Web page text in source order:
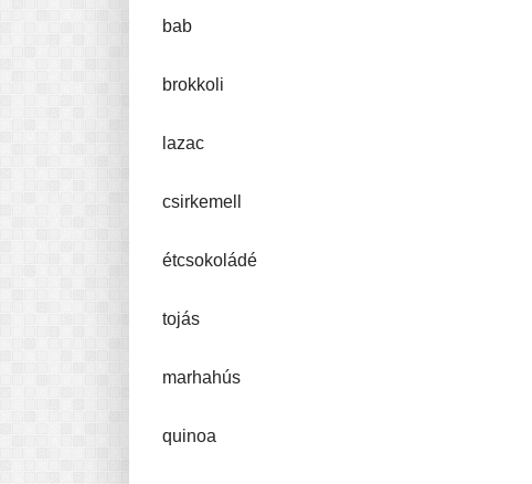
bab
brokkoli
lazac
csirkemell
étcsokoládé
tojás
marhahús
quinoa